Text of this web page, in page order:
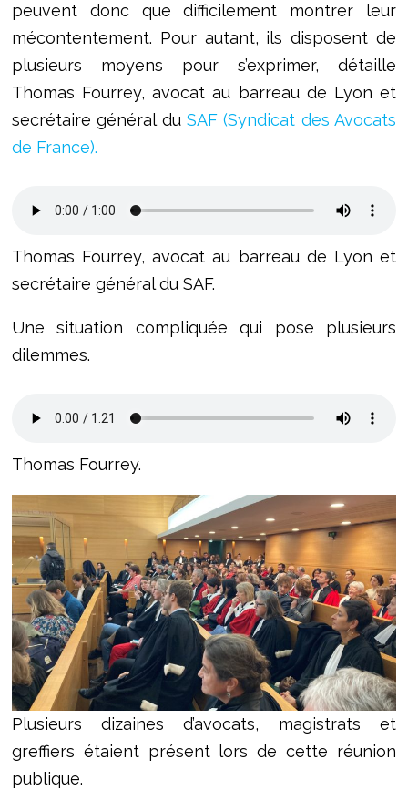
peuvent donc que difficilement montrer leur
mécontentement. Pour autant, ils disposent de
plusieurs moyens pour s’exprimer, détaille
Thomas Fourrey, avocat au barreau de Lyon et
secrétaire général du SAF (Syndicat des Avocats
de France).
Thomas Fourrey, avocat au barreau de Lyon et
secrétaire général du SAF.
Une situation compliquée qui pose plusieurs
dilemmes.
Thomas Fourrey.
Plusieurs dizaines d’avocats, magistrats et
greffiers étaient présent lors de cette réunion
publique.